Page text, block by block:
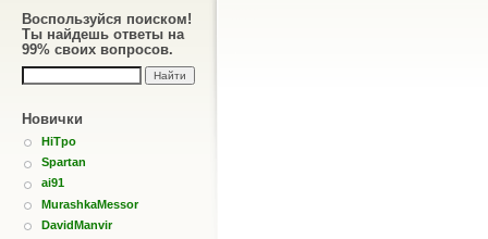
Воспользуйся поиском!
Ты найдешь ответы на
99% своих вопросов.
Новички
HiTpo
Spartan
ai91
MurashkaMessor
DavidManvir